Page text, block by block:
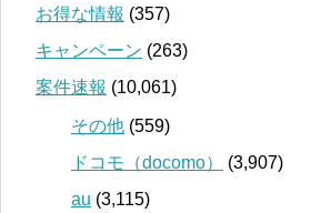
お得な情報 (357)
キャンペーン (263)
案件速報 (10,061)
その他 (559)
ドコモ（docomo）
(3,907)
au (3,115)